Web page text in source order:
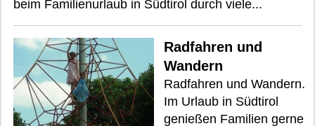
beim Familienurlaub in Südtirol durch viele...
Radfahren und
Wandern
Radfahren und Wandern.
Im Urlaub in Südtirol
genießen Familien gerne